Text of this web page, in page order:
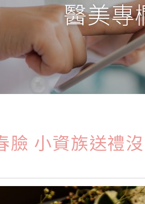
醫美專
臉 小資族送禮